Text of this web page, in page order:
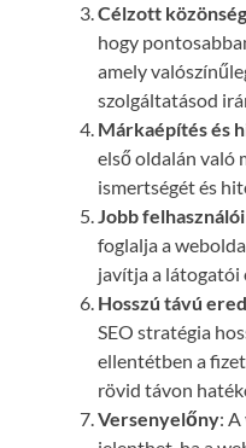
Célzott
hogy
amely
szolgáltatásod
Márkaépítés és
első oldalán való
ismertségét és
Jobb
foglalja a
javítja a látogatói
Hosszú távú
SEO stratégia
ellentétben a
rövid távon
Versenyelőny: